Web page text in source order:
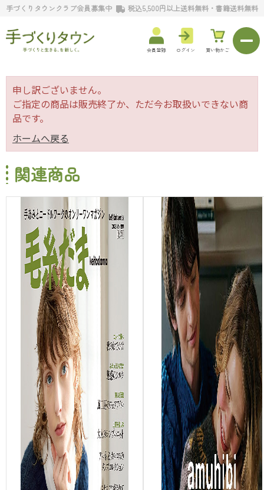
手づくりタウンクラブ会員募集中 税込5,500円以上送料無料・書籍送料無料
会員登録 ログイン 買い物かご
申し訳ございません。
ご指定の商品は販売終了か、ただ今お取扱いできない商
品です。
ホームへ戻る
関連商品